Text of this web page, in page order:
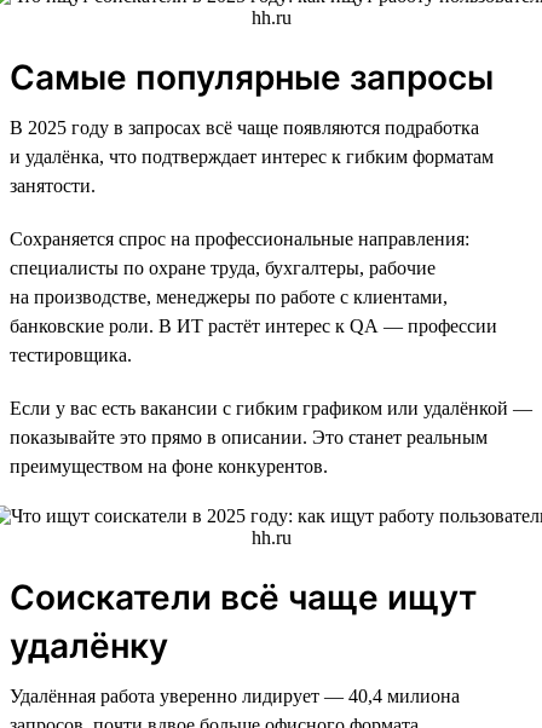
Самые популярные запросы
В 2025 году в запросах всё чаще появляются подработка
и удалёнка, что подтверждает интерес к гибким форматам
занятости.
Сохраняется спрос на профессиональные направления:
специалисты по охране труда, бухгалтеры, рабочие
на производстве, менеджеры по работе с клиентами,
банковские роли. В ИТ растёт интерес к QA — профессии
тестировщика.
Если у вас есть вакансии с гибким графиком или удалёнкой —
показывайте это прямо в описании. Это станет реальным
преимуществом на фоне конкурентов.
Соискатели всё чаще ищут
удалёнку
Удалённая работа уверенно лидирует — 40,4 милиона